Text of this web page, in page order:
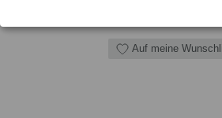
Auf meine